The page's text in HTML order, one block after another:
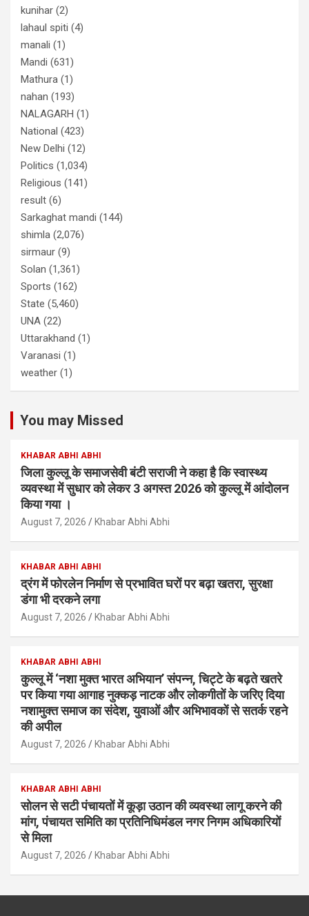
kunihar (2)
lahaul spiti (4)
manali (1)
Mandi (631)
Mathura (1)
nahan (193)
NALAGARH (1)
National (423)
New Delhi (12)
Politics (1,034)
Religious (141)
result (6)
Sarkaghat mandi (144)
shimla (2,076)
sirmaur (9)
Solan (1,361)
Sports (162)
State (5,460)
UNA (22)
Uttarakhand (1)
Varanasi (1)
weather (1)
You may Missed
KHABAR ABHI ABHI
जिला कुल्लू के समाजसेवी बंटी सराजी ने कहा है कि स्वास्थ्य
व्यवस्था में सुधार को लेकर 3 अगस्त 2026 को कुल्लू में आंदोलन
किया गया ।
August 7, 2026 Khabar Abhi Abhi
KHABAR ABHI ABHI
द्रंग में फोरलेन निर्माण से प्रभावित घरों पर बढ़ा खतरा, सुरक्षा
डंगा भी दरकने लगा
August 7, 2026 Khabar Abhi Abhi
KHABAR ABHI ABHI
कुल्लू में ‘नशा मुक्त भारत अभियान’ संपन्न, चिट्टे के बढ़ते खतरे
पर किया गया आगाह नुक्कड़ नाटक और लोकगीतों के जरिए दिया
नशामुक्त समाज का संदेश, युवाओं और अभिभावकों से सतर्क रहने
की अपील
August 7, 2026 Khabar Abhi Abhi
KHABAR ABHI ABHI
सोलन से सटी पंचायतों में कूड़ा उठान की व्यवस्था लागू करने की
मांग, पंचायत समिति का प्रतिनिधिमंडल नगर निगम अधिकारियों
से मिला
August 7, 2026 Khabar Abhi Abhi